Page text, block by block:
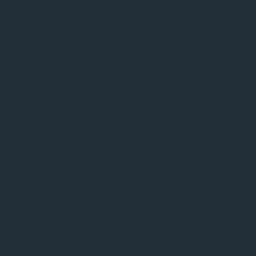
SPRENDIMAI”
LT100011803210
g. 17-1, LT-51229 Kaunas
G. 5-3, Kaunas